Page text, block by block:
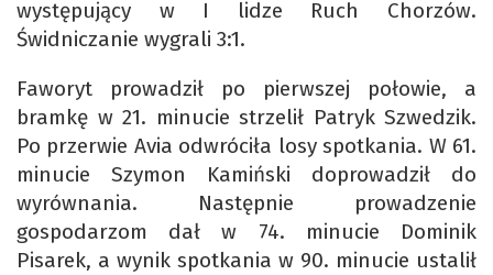
występujący w I lidze Ruch Chorzów.
Świdniczanie wygrali 3:1.
Faworyt prowadził po pierwszej połowie, a
bramkę w 21. minucie strzelił Patryk Szwedzik.
Po przerwie Avia odwróciła losy spotkania. W 61.
minucie Szymon Kamiński doprowadził do
wyrównania. Następnie prowadzenie
gospodarzom dał w 74. minucie Dominik
Pisarek, a wynik spotkania w 90. minucie ustalił